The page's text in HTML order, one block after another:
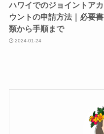
ハワイでのジョイントアカ
ウントの申請方法｜必要書
類から手順まで
2024-01-24